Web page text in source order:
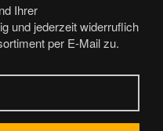
Ihrer
und jederzeit widerruflich
per E-Mail zu.